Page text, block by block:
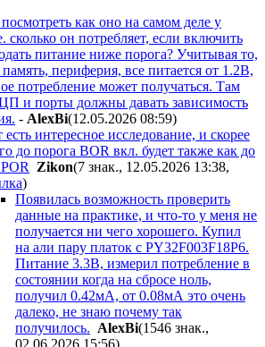
как оно на самом деле у
сколько он потребляет, если включить
питание ниже порога? Учитывая то,
периферия, все питается от 1.2В,
потребление может получаться. Там
и порты должны давать зависимость
- AlexBi(12.05.2026 08:59)
есть интересное исследование, и скорее
до порога BOR вкл. будет также как до
Zikon(7 знак., 12.05.2026 13:38,
)
Появилась возможность проверить
данные на практике, и что-то у меня не
получается ни чего хорошего. Купил
на али пару платок с PY32F003F18P6.
Питание 3.3В, измерил потребление в
состоянии когда на сбросе ноль,
получил 0.42мА, от 0.08мА это очень
далеко, не знаю почему так
получилось. AlexBi(1546 знак.,
02.06.2026 15:56)